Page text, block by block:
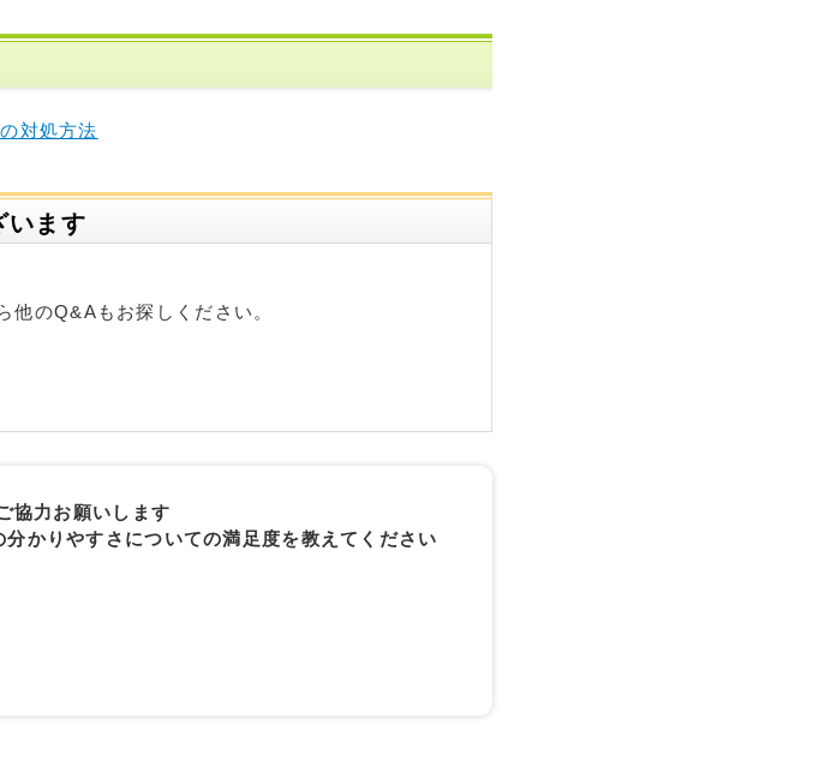
対処方法
います
他のQ&Aもお探しください。
協力お願いします
かりやすさについての満足度を教えてください